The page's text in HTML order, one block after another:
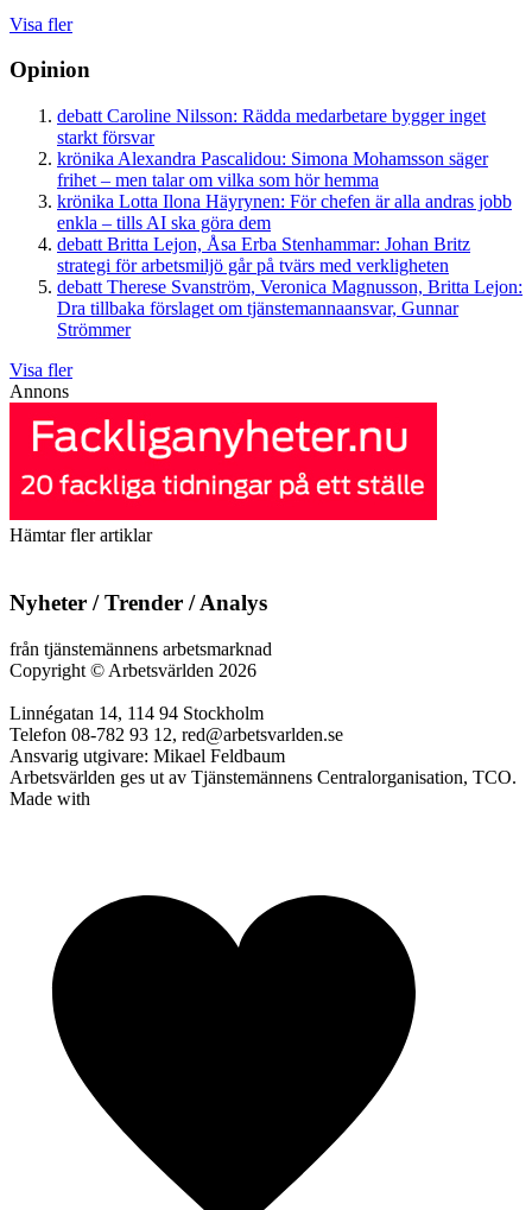
Visa fler
Opinion
debatt Caroline Nilsson: Rädda medarbetare bygger inget
starkt försvar
krönika Alexandra Pascalidou: Simona Mohamsson säger
frihet – men talar om vilka som hör hemma
krönika Lotta Ilona Häyrynen: För chefen är alla andras jobb
enkla – tills AI ska göra dem
debatt Britta Lejon, Åsa Erba Stenhammar: Johan Britz
strategi för arbetsmiljö går på tvärs med verkligheten
debatt Therese Svanström, Veronica Magnusson, Britta Lejon:
Dra tillbaka förslaget om tjänstemannaansvar, Gunnar
Strömmer
Visa fler
Annons
Hämtar fler artiklar
Nyheter / Trender / Analys
från tjänstemännens arbetsmarknad
Copyright © Arbetsvärlden 2026
Linnégatan 14, 114 94 Stockholm
Telefon 08-782 93 12, red@arbetsvarlden.se
Ansvarig utgivare: Mikael Feldbaum
Arbetsvärlden ges ut av Tjänstemännens Centralorganisation, TCO.
Made with